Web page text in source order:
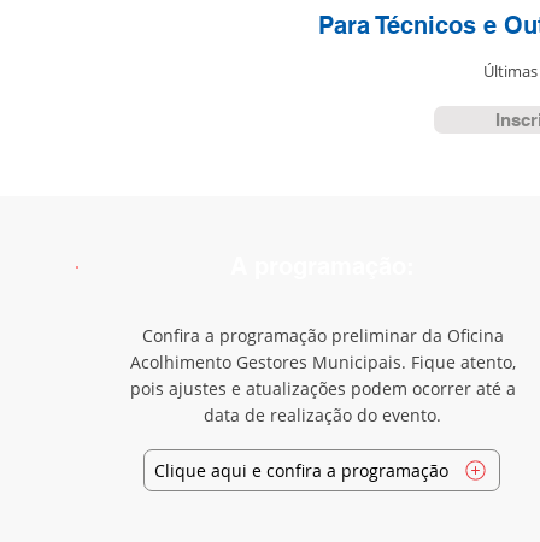
Para Técnicos e
Confira a programação preliminar da Oficina
Acolhimento Gestores Municipais. Fique atento,
pois ajustes e atualizações podem ocorrer até a
data de realização do evento.
Clique aqui e confira a programação